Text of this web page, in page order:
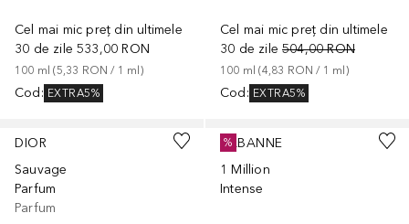
Cel mai mic preț din ultimele
30 de zile 533,00 RON
100 ml (5,33 RON / 1 ml )
Cod : EXTRA5%
Cel mai mic preț din ultimele
30 de zile 504,00 RON
100 ml (4,83 RON / 1 ml )
Cod : EXTRA5%
DIOR
Sauvage
Parfum
Parfum
RABANNE
1 Million
Intense
%